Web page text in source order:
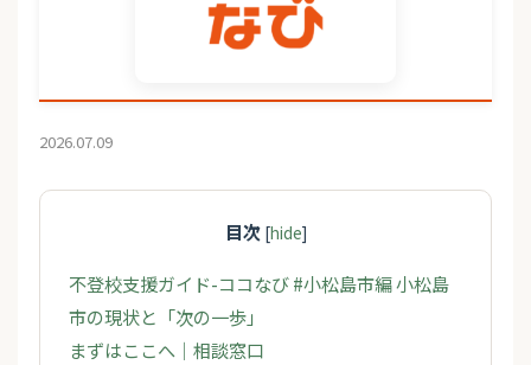
2026.07.09
目次 [hide]
不登校支援ガイド-ココなび #小松島市編 小松島
市の現状と「次の一歩」
まずはここへ｜相談窓口